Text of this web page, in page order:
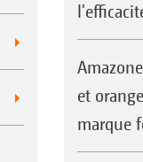
et
marque